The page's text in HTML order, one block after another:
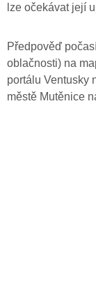
lze očekávat její
Předpověď
oblačnosti) na
portálu Ventusky
městě Mutěnice